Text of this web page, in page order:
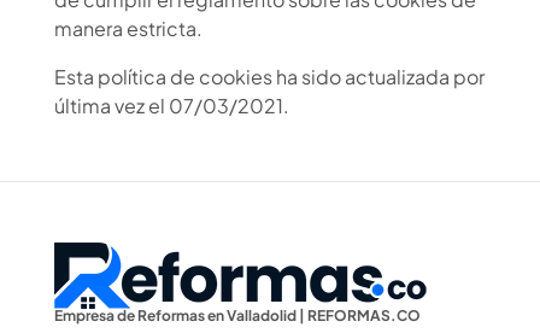
manera estricta.
Esta política de cookies ha sido actualizada por
última vez el 07/03/2021.
Empresa de Reformas en Valladolid | REFORMAS.CO